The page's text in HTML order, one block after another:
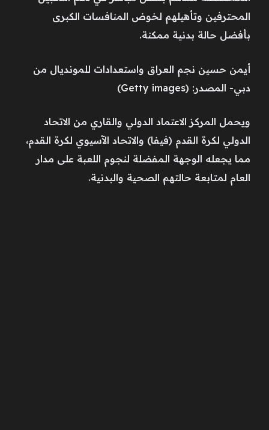
المحترفين وتأهيلهم لخوض المنافسات الكبرى
بأفضل حالة بدنية ممكنة.
أيمن حسين نجم العراق واستعدادات للمونديال من
دبي- المصدر: (Getty images)
ويحمل المركز الاعتماد الدولي والقاري من الاتحاد
الدولي لكرة القدم (فيفا) والاتحاد الآسيوي لكرة القدم،
مما يجعله الوجهة المفضلة لنجوم اللعبة على مدار
العام لمتابعة حالتهم الصحية والبدنية.